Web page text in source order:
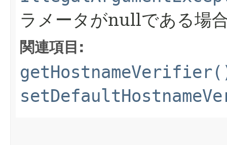
ラメータがnullである場
関連項目: